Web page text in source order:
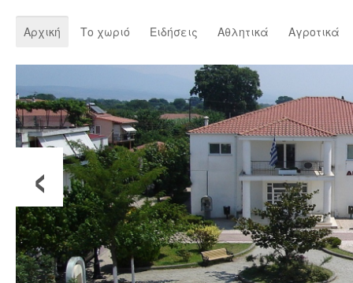
Αρχική Το χωριό Ειδήσεις Αθλητικά Αγροτικά
‹